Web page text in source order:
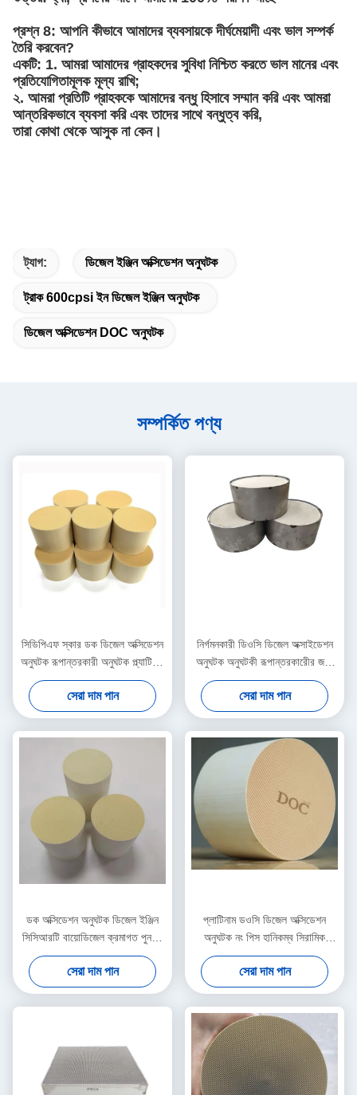
প্রশ্ন 8: আপনি কীভাবে আমাদের ব্যবসায়কে দীর্ঘমেয়াদী এবং ভাল সম্পর্ক
তৈরি করবেন?
একটি: 1. আমরা আমাদের গ্রাহকদের সুবিধা নিশ্চিত করতে ভাল মানের এবং
প্রতিযোগিতামূলক মূল্য রাখি;
২. আমরা প্রতিটি গ্রাহককে আমাদের বন্ধু হিসাবে সম্মান করি এবং আমরা
আন্তরিকভাবে ব্যবসা করি এবং তাদের সাথে বন্ধুত্ব করি,
তারা কোথা থেকে আসুক না কেন।
ট্যাগ: ডিজেল ইঞ্জিন অক্সিডেশন অনুঘটক
ট্রাক 600cpsi ইন ডিজেল ইঞ্জিন অনুঘটক
ডিজেল অক্সিডেশন DOC অনুঘটক
সম্পর্কিত পণ্য
সিডিপিএফ স্কার ডক ডিজেল অক্সিডেশন
অনুঘটক রূপান্তরকারী অনুঘটক প্ল্যাটিনাম
চিকিত্সা বায়বীয় দূষণকারী
সেরা দাম পান
নির্গমনকারী ডিওসি ডিজেল অক্সাইডেশন
অনুঘটক অনুঘটকী রূপান্তরকারীের জন্য
অক্সিডাইজড ইউরো III IV ভি
সেরা দাম পান
ডক অক্সিডেশন অনুঘটক ডিজেল ইঞ্জিন
সিসিআরটি বায়োডিজেল ক্রমাগত পুনর্জন্ম
পার্টিকুলেট ট্র্যাপ
সেরা দাম পান
প্লাটিনাম ডওসি ডিজেল অক্সিডেশন
অনুঘটক নং পিস হানিকম্ব সিরামিক
মনোলিথ অনুঘটক সাবস্ট্রেট
সেরা দাম পান